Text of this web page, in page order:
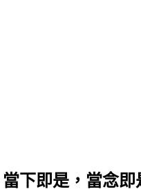
下即是，當念即